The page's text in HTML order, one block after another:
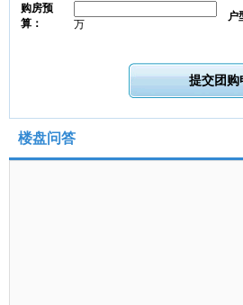
购房预
算：
万
户
楼盘问答